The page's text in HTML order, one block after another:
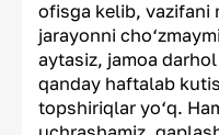
ofisga kelib, vazifani
jarayonni
aytasiz, jamoa
qanday haftalab
topshiriqlar yo‘q.